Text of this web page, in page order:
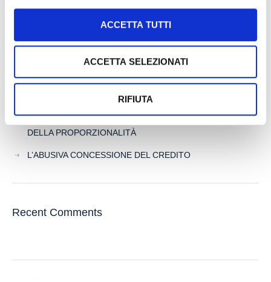
ACCETTA TUTTI
ACCETTA SELEZIONATI
RIFIUTA
RISTRUTTURARE DEBITI DERIVANTI DALLA
PRECEDENTE ATTIVITA’
RISARCIMENTO DANNI – CONDOTTA INADEMPIENTE DEI
SANITARI – Gestione della gravidanza ed omessa diagnosi
TRA OBBLIGAZIONE NATURALE E ARRICCHIMENTO
SENZA CAUSA: LA CASSAZIONE RIBADISCE IL CRITERIO
DELLA PROPORZIONALITÀ
L’ABUSIVA CONCESSIONE DEL CREDITO
Recent Comments